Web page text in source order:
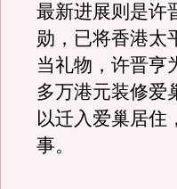
最新进展则是许
勋，已将香港太
当礼物，许晋亨
多万港元装修爱
以迁入爱巢居住
事。